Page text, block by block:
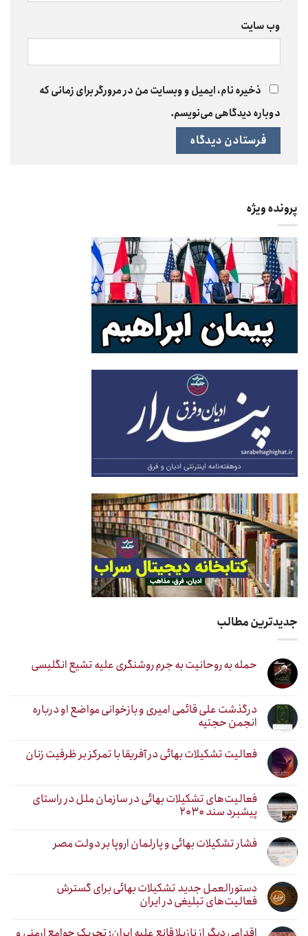
وب‌ سایت
ذخیره نام، ایمیل و وبسایت من در مرورگر برای زمانی که
دوباره دیدگاهی می‌نویسم.
پرونده ویژه
جدیدترین مطالب
حمله به روحانیت به جرم روشنگری علیه تشیع انگلیسی
درگذشت علی قائمی امیری و بازخوانی مواضع او درباره
انجمن حجتیه
فعالیت تشکیلات بهائی در آفریقا با تمرکز بر ظرفیت زنان
فعالیت‌های تشکیلات بهائی در سازمان ملل در راستای
پیشبرد سند ۲۰۳۰
فشار تشکیلات بهائی و پارلمان اروپا بر دولت مصر
دستورالعمل جدید تشکیلات بهائی برای گسترش
فعالیت‌های تبلیغی در ایران